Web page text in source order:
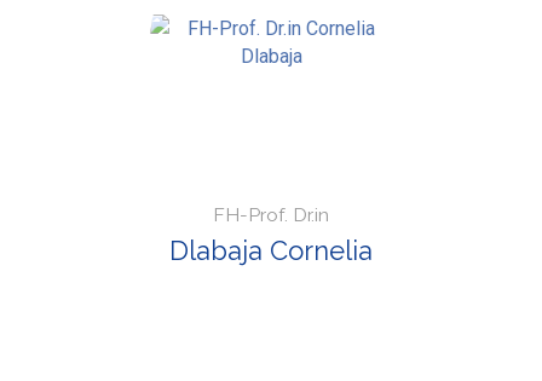
FH-Prof. Dr.in
Dlabaja Cornelia